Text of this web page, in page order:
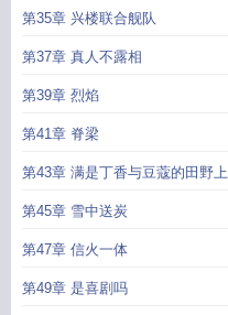
第35章 兴楼联合舰队
第37章 真人不露相
第39章 烈焰
第41章 脊梁
第43章 满是丁香与豆蔻的田野上
第45章 雪中送炭
第47章 信火一体
第49章 是喜剧吗